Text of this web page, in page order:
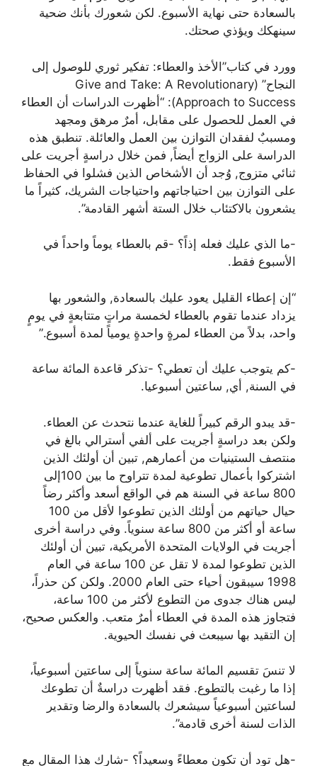
بالسعادة حتى نهاية الأسبوع. لكن شعورك بأنك ضحية
سينهكك ويؤذي صحتك.
وورد في كتاب”الأخذ والعطاء: تفكير ثوري للوصول إلى
النجاح” (Give and Take: A Revolutionary
Approach to Success): “أظهرت الدراسات أن العطاء
في العمل للحصول على مقابل، أمرٌ مرهق ومجهد
ومسببٌ لفقدان التوازن بين العمل والعائلة. تنطبق هذه
الدراسة على الزواج أيضاً, فمن خلال دراسةٍ أجريت على
ثنائي متزوج, وُجد أن الأشخاص الذين فشلوا في الحفاظ
على التوازن بين احتياجاتهم واحتياجات الشريك، كثيراً ما
يشعرون بالاكتئاب خلال الستة أشهر القادمة”.
-ما الذي عليك فعله إذاً؟ -قم بالعطاء يوماً واحداً في
الأسبوع فقط.
“إن إعطاء القليل يعود عليك بالسعادة, والشعور بها
يزداد عندما تقوم بالعطاء لخمسة مراتٍ متتابعةٍ في يومٍ
واحد، بدلاً من العطاء لمرةٍ واحدةٍ يومياً لمدة أسبوع.”
-كم يتوجب عليك أن تعطي؟ -تذكر قاعدة المائة ساعة
في السنة, أي, ساعتين أسبوعيا.
-قد يبدو الرقم كبيراً للغاية عندما نتحدث عن العطاء.
ولكن بعد دراسةٍ أجريت على ألفي أسترالي بالغ في
منتصف الستينيات من أعمارهم, تبين أن أولئك الذين
اشتركوا بأعمال تطوعية لمدة تتراوح ما بين 100إلى
800 ساعة في السنة هم في الواقع أسعد وأكثر رضاً
حيال حياتهم من أولئك الذين تطوعوا لأقل من 100
ساعة أو أكثر من 800 ساعة سنوياً. وفي دراسة أخرى
أجريت في الولايات المتحدة الأمريكية، تبين أن أولئك
الذين تطوعوا لمدة لا تقل عن 100 ساعة في العام
1998 سيبقون أحياء حتى العام 2000. ولكن كن حذراً،
ليس هناك جدوى من التطوع لأكثر من 100 ساعة،
فتجاوز هذه المدة في العطاء أمرٌ متعب. والعكس صحيح،
إن التقيد بها سيبعث في نفسك الحيوية.
لا تنسَ تقسيم المائة ساعة سنوياً إلى ساعتين أسبوعياً،
إذا ما رغبت بالتطوع. فقد أظهرت دراسةٌ أن تطوعك
لساعتين أسبوعياً سيشعرك بالسعادة والرضا وتقدير
الذات لسنة أخرى قادمة”.
-هل تود أن تكون معطاءً وسعيداً؟ -شارك هذا المقال مع